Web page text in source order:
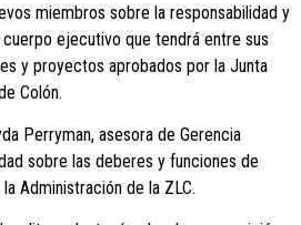
miembros sobre la responsabilidad y
ejecutivo que tendrá entre sus
y proyectos aprobados por la Junta
Colón.
Perryman, asesora de Gerencia
sobre las deberes y funciones de
Administración de la ZLC.